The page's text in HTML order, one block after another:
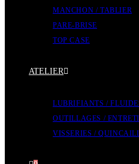
MANCHON / TABLIER
PARE-BRISE
TOP CASE
ATELIER
LUBRIFIANTS /
OUTILLAGES /
VISSERIES /